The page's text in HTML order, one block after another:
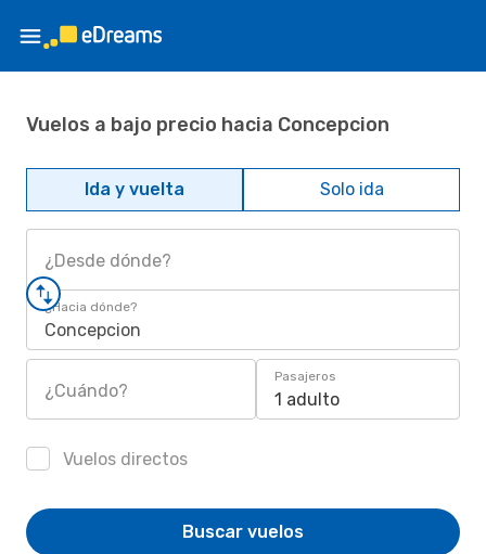
Vuelos a bajo precio hacia Concepcion
Ida y vuelta Solo ida
¿Desde dónde?
¿Hacia dónde?
Concepcion
¿Cuándo?
Pasajeros
1 adulto
Vuelos directos
Buscar vuelos